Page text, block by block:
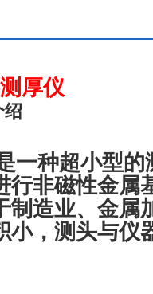
厚仪
绍
一种超小型
行非磁性金属
制造业、金属
小，测头与仪